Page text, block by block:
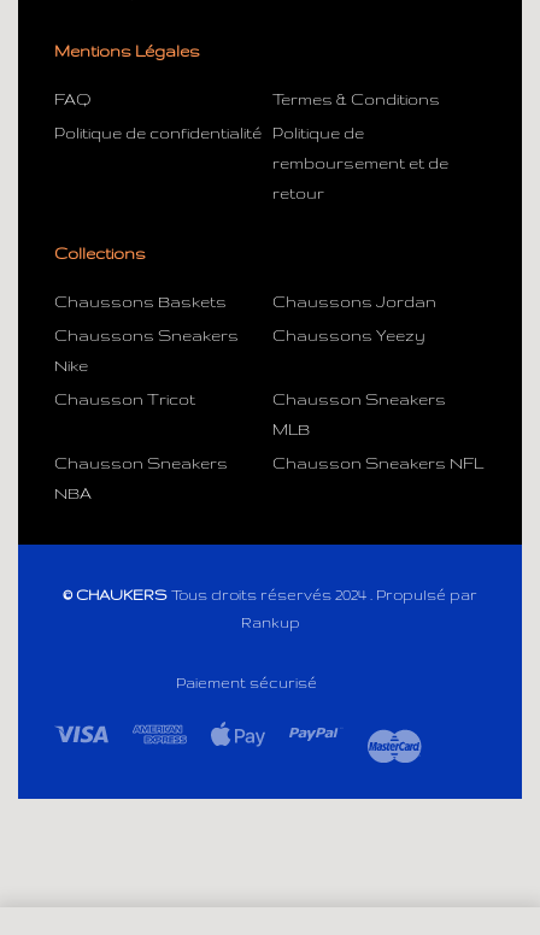
Mentions Légales
FAQ
Termes & Conditions
Politique de confidentialité
Politique de
remboursement et de
retour
Collections
Chaussons Baskets
Chaussons Jordan
Chaussons Sneakers
Nike
Chaussons Yeezy
Chausson Tricot
Chausson Sneakers
MLB
Chausson Sneakers
NBA
Chausson Sneakers NFL
© CHAUKERS Tous droits réservés 2024 . Propulsé par
Rankup
Paiement sécurisé